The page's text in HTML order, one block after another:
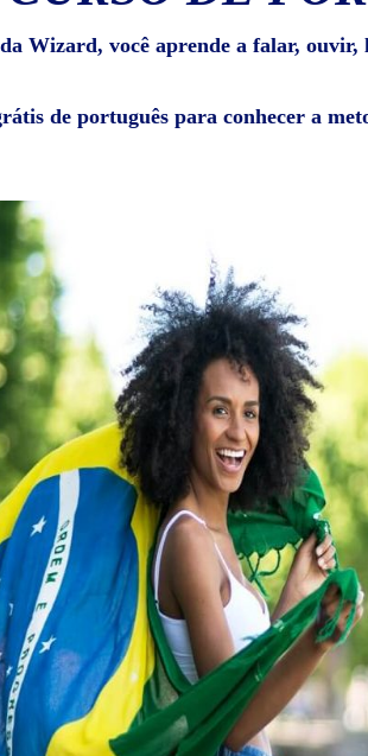
Wizard, você aprende a falar,
de português para conhecer a